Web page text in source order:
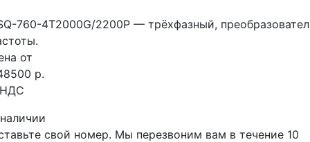
760-4T2000G/2200P — трёхфазный,
от
р.
свой номер. Мы перезвоним вам в течение 10